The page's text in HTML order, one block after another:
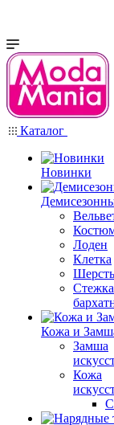
Каталог
Новинки
Лоден
Клетка
Шерсть
Стежка
Кожа и
Замша
Кожа